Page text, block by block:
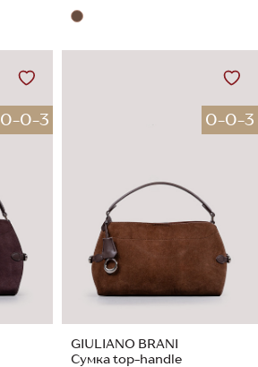
0-0-3 0-0-3
GIULIANO BRANI
Сумка top-handle